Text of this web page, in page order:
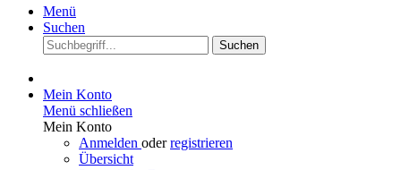
Menü
Suchen
Suchen
Mein Konto
Menü schließen
Mein Konto
Anmelden oderregistrieren
Übersicht